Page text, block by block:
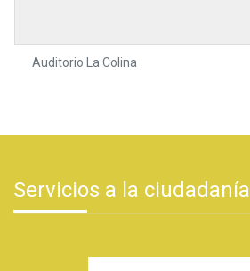
Auditorio La Colina
Servicios a la ciudadanía